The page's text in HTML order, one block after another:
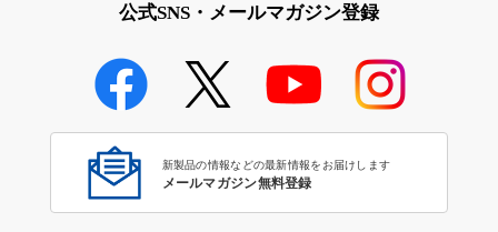
学校教育のICT環境整備特集
公式SNS・メールマガジン登録
新製品の情報などの最新情報をお届けします
メールマガジン無料登録